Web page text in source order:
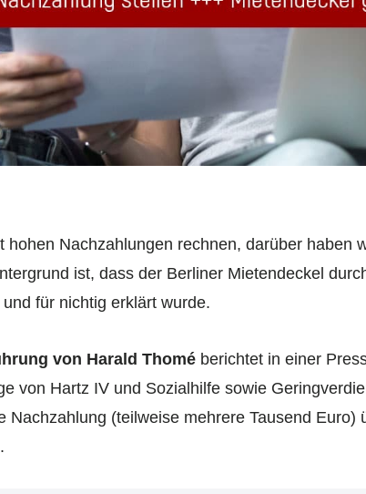
hohen Nachzahlungen rechnen, darüber haben
ist, dass der Berliner Mietendeckel
für nichtig erklärt wurde.
von Harald Thomé berichtet in einer
von Hartz IV und Sozialhilfe sowie
Nachzahlung (teilweise mehrere Tausend Euro)